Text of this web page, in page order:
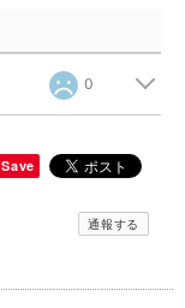
0
Save
通報する